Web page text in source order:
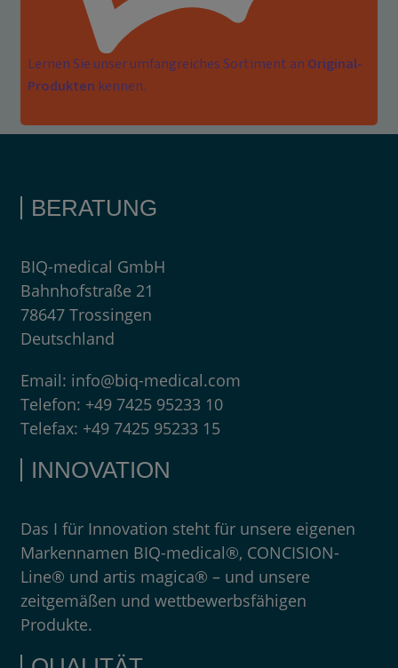
Lernen Sie unser umfangreiches Sortiment an Original-
Produkten kennen.
BERATUNG
BIQ-medical GmbH
Bahnhofstraße 21
78647 Trossingen
Deutschland
Email: info@biq-medical.com
Telefon: +49 7425 95233 10
Telefax: +49 7425 95233 15
INNOVATION
Das I für Innovation steht für unsere eigenen
Markennamen BIQ-medical®, CONCISION-
Line® und artis magica® – und unsere
zeitgemäßen und wettbewerbsfähigen
Produkte.